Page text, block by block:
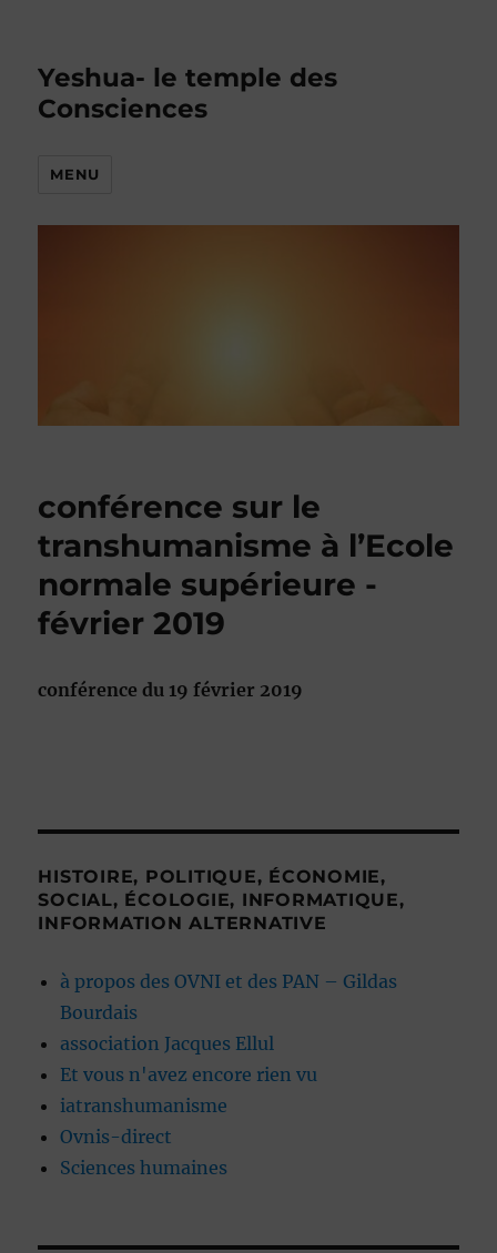
Yeshua- le temple des
Consciences
MENU
conférence sur le
transhumanisme à l’Ecole
normale supérieure -
février 2019
conférence du 19 février 2019
HISTOIRE, POLITIQUE, ÉCONOMIE,
SOCIAL, ÉCOLOGIE, INFORMATIQUE,
INFORMATION ALTERNATIVE
à propos des OVNI et des PAN – Gildas
Bourdais
association Jacques Ellul
Et vous n'avez encore rien vu
iatranshumanisme
Ovnis-direct
Sciences humaines